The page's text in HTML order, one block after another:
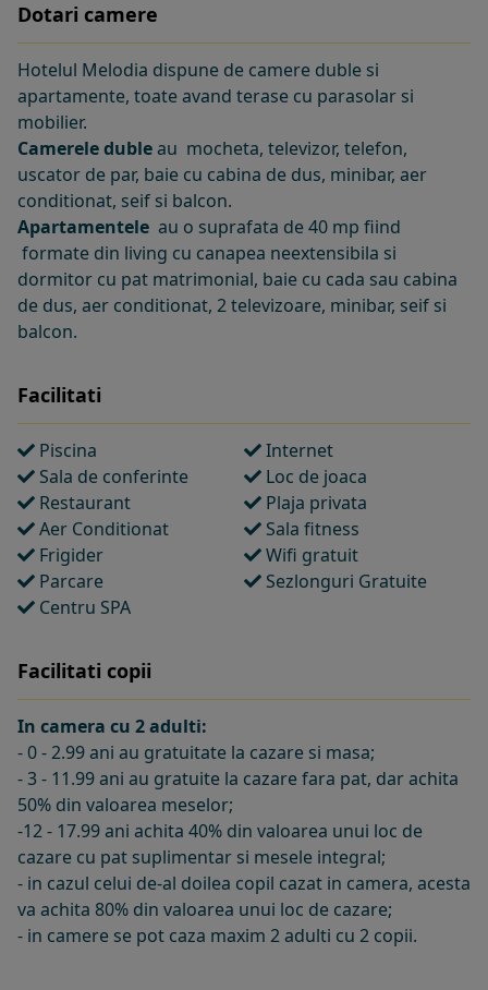
Dotari camere
Hotelul Melodia dispune de camere duble si
apartamente, toate avand terase cu parasolar si
mobilier.
Camerele dubleau mocheta, televizor, telefon,
uscator de par, baie cu cabina de dus, minibar, aer
conditionat, seif si balcon.
Apartamentele au o suprafata de 40 mp fiind
formate din living cu canapea neextensibila si
dormitor cu pat matrimonial, baie cu cada sau cabina
de dus, aer conditionat, 2 televizoare, minibar, seif si
balcon.
Facilitati
Piscina
Internet
Sala de conferinte
Loc de joaca
Restaurant
Plaja privata
Aer Conditionat
Sala fitness
Frigider
Wifi gratuit
Parcare
Sezlonguri Gratuite
Centru SPA
Facilitati copii
In camera cu 2 adulti:
- 0 - 2.99 ani au gratuitate la cazare si masa;
- 3 - 11.99 ani au gratuite la cazare fara pat, dar achita
50% din valoarea meselor;
-12 - 17.99 ani achita 40% din valoarea unui loc de
cazare cu pat suplimentar si mesele integral;
- in cazul celui de-al doilea copil cazat in camera, acesta
va achita 80% din valoarea unui loc de cazare;
- in camere se pot caza maxim 2 adulti cu 2 copii.